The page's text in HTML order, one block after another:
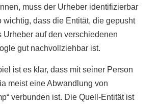
muss der Urheber identifizierbar
wichtig, dass die Entität, die gepusht
Urheber auf den verschiedenen
gut nachvollziehbar ist.
ist es klar, dass mit seiner Person
meist eine Abwandlung von
verbunden ist. Die Quell-Entität ist